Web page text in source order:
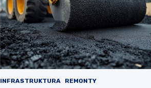
INFRASTRUKTURA REMONTY